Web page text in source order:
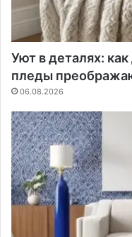
Уют в деталях:
пледы
06.08.2026